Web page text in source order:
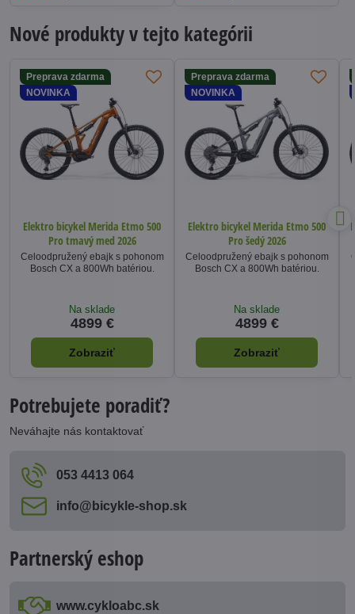
Nové produkty v tejto kategórii
Preprava zdarma
NOVINKA
Elektro bicykel Merida Etmo 500
Pro tmavý med 2026
Celoodpružený ebajk s pohonom
Bosch CX a 800Wh batériou.
Na sklade
4899 €
Zobraziť
Preprava zdarma
NOVINKA
Elektro bicykel Merida Etmo 500
Pro šedý 2026
Celoodpružený ebajk s pohonom
Bosch CX a 800Wh batériou.
Na sklade
4899 €
Zobraziť
Potrebujete poradiť?
Neváhajte nás kontaktovať
053 4413 064
info​@bicykle-shop​.sk
Partnerský eshop
www​.cykloabc​.sk